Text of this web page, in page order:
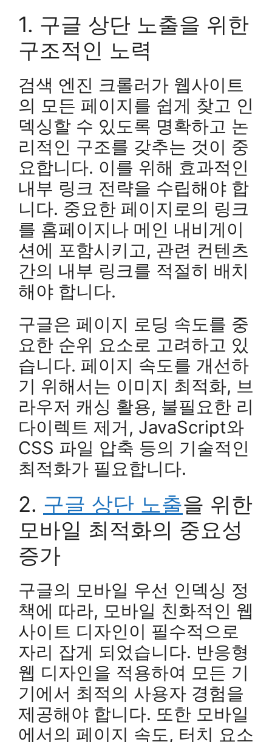
1. 구글 상단 노출을 위한
구조적인 노력
검색 엔진 크롤러가 웹사이트
의 모든 페이지를 쉽게 찾고 인
덱싱할 수 있도록 명확하고 논
리적인 구조를 갖추는 것이 중
요합니다. 이를 위해 효과적인
내부 링크 전략을 수립해야 합
니다. 중요한 페이지로의 링크
를 홈페이지나 메인 내비게이
션에 포함시키고, 관련 컨텐츠
간의 내부 링크를 적절히 배치
해야 합니다.
구글은 페이지 로딩 속도를 중
요한 순위 요소로 고려하고 있
습니다. 페이지 속도를 개선하
기 위해서는 이미지 최적화, 브
라우저 캐싱 활용, 불필요한 리
다이렉트 제거, JavaScript와
CSS 파일 압축 등의 기술적인
최적화가 필요합니다.
2. 구글 상단 노출을 위한
모바일 최적화의 중요성
증가
구글의 모바일 우선 인덱싱 정
책에 따라, 모바일 친화적인 웹
사이트 디자인이 필수적으로
자리 잡게 되었습니다. 반응형
웹 디자인을 적용하여 모든 기
기에서 최적의 사용자 경험을
제공해야 합니다. 또한 모바일
에서의 페이지 속도, 터치 요소